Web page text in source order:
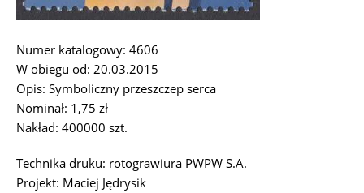
Numer katalogowy: 4606
W obiegu od: 20.03.2015
Opis: Symboliczny przeszczep serca
Nominał: 1,75 zł
Nakład: 400000 szt.
Technika druku: rotograwiura PWPW S.A.
Projekt: Maciej Jędrysik